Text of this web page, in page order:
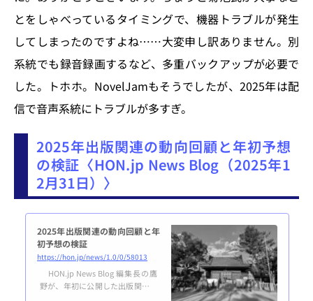
ことで、ニュースそのものの量は
少し減っていますが、セール、取
組、それと2025年の作品ランキン
グが各プラ...
とをしゃべっているタイミングで、機器トラブルが発生
してしまったのですよね……大変申し訳ありません。別
系統でも録音録画するなど、多重バックアップが必要で
した。トホホ。NovelJamもそうでしたが、2025年は配
信で音声系統にトラブルが多すぎ。
2025年出版関連の動向回顧と年初予想
の検証〈HON.jp News Blog（2025年1
2月31日）〉
2025年出版関連の動向回顧と年
初予想の検証
https://hon.jp/news/1.0/0/58013
HON.jp News Blog 編集長の鷹
野が、年初に公開した出版関連動